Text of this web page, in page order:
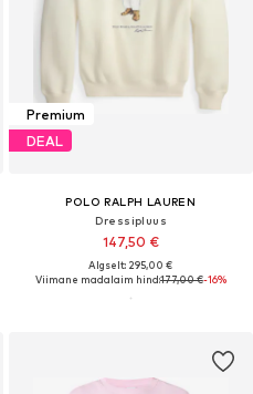
Premium
DEAL
POLO RALPH LAUREN
Dressipluus
147,50 €
Algselt: 295,00 €
Viimane madalaim hind:177,00 €-16%